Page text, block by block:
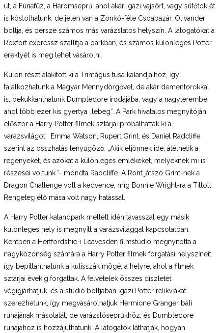
út, a Fúriafűz, a Háromseprű, ahol akár igazi vajsört, vagy sütőtöklét
is kóstolhatunk, de jelen van a Zonkó-féle Csoabazár, Olivander
boltja, és persze számos más varázslatos helyszín. A látogatókat a
Roxfort expressz szállítja a parkban, és számos különleges Potter
ereklyét is meg lehet vásárolni.
Külön részt alakított ki a Trimágus tusa kalandjaihoz, így
találkozhatunk a Magyar Mennydörgővel, de akár dementorokkal
is, bekukkanthatunk Dumpledore irodájába, vagy a nagyterembe,
ahol több ezer kis gyertya „lebeg”. A Park hivatalos megnyitóján
először a Harry Potter filmek sztárjai próbálhatták ki a
varázsvilágot. Emma Watson, Rupert Grint, és Daniel Radcliffe
szerint az összhatás lenyűgöző. „Akik eljönnek ide, átélhetik a
regényeket, és azokat a különleges emlékeket, melyeknek mi is
részesei voltunk.”- mondta Radcliffe. A Ront játszó Grint-nek a
Dragon Challenge volt a kedvence, míg Bonnie Wright-ra a Tiltott
Rengeteg élő mása volt nagy hatással.
A Harry Potter kalandpark mellett idén tavasszal egy másik
különleges hely is megnyílt a varázsvilággal kapcsolatban.
Kentben a Hertfordshie-i Leavesden filmstúdió megnyitotta a
nagyközönség számára a Harry Potter filmek forgatási helyszíneit,
így bepillanthatunk a kulisszák mögé, a helyre, ahol a filmek
sztárjai évekig forgattak. A felvételek összes díszletét
végigjárhatjuk, és a stúdió boltjában igazi Potter relikviákat
szerezhetünk, így megvásárolhatjuk Hermione Granger báli
ruhájának másolatát, de varázslóseprűkhöz, és Dumbledore
ruhájához is hozzájuthatunk. A látogatók láthatják, hogyan